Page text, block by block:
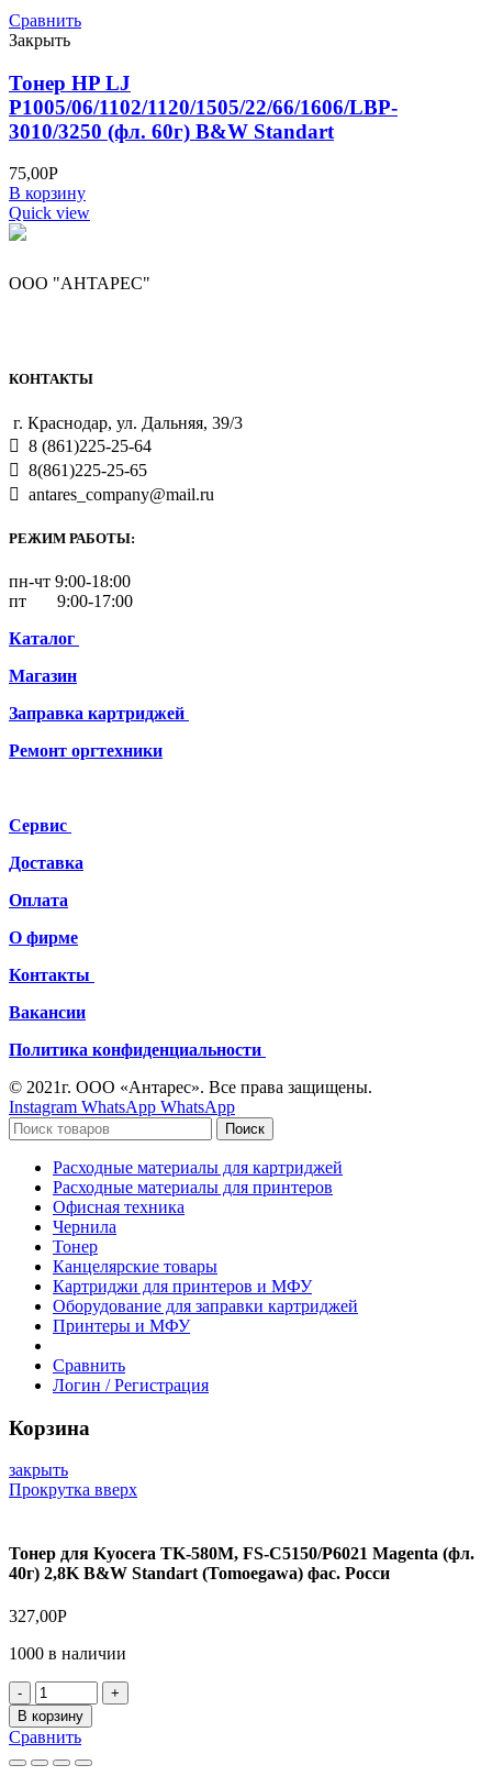
Сравнить
Закрыть
Тонер HP LJ
P1005/06/1102/1120/1505/22/66/1606/LBP-
3010/3250 (фл. 60г) B&W Standart
75,00Р
В корзину
Quick view
ООО "АНТАРЕС"
КОНТАКТЫ
г. Краснодар, ул. Дальняя, 39/3
8 (861)225-25-64
8(861)225-25-65
antares_company@mail.ru
РЕЖИМ РАБОТЫ:
пн-чт 9:00-18:00
пт 9:00-17:00
Каталог
Магазин
Заправка картриджей
Ремонт оргтехники
Сервис
Доставка
Оплата
О фирме
Контакты
Вакансии
Политика конфиденциальности
© 2021г. ООО «Антарес». Все права защищены.
Instagram WhatsApp WhatsApp
Поиск
Расходные материалы для картриджей
Расходные материалы для принтеров
Офисная техника
Чернила
Тонер
Канцелярские товары
Картриджи для принтеров и МФУ
Оборудование для заправки картриджей
Принтеры и МФУ
Сравнить
Логин / Регистрация
Корзина
закрыть
Прокрутка вверх
Тонер для Kyocera TK-580M, FS-C5150/P6021 Magenta (фл.
40г) 2,8K B&W Standart (Tomoegawa) фас. Росси
327,00Р
1000 в наличии
Количество
товара
Тонер
для
Kyocera
В корзину
Сравнить